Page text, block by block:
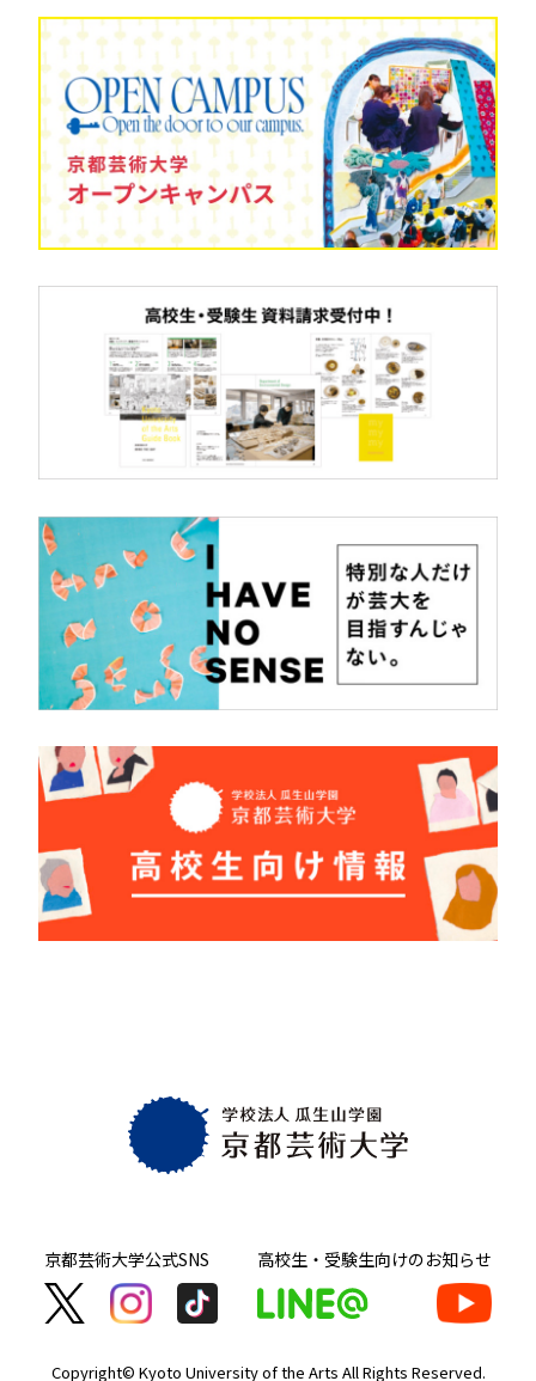
京都芸術大学公式SNS 高校生・受験生向けのお知らせ
Copyright© Kyoto University of the Arts All Rights Reserved.